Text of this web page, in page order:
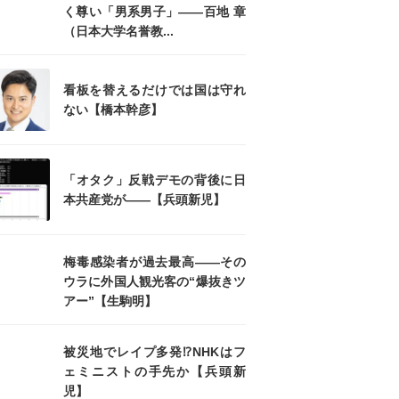
く尊い「男系男子」――百地 章
（日本大学名誉教...
看板を替えるだけでは国は守れ
ない【橋本幹彦】
「オタク」反戦デモの背後に日
本共産党が――【兵頭新児】
梅毒感染者が過去最高――その
ウラに外国人観光客の“爆抜きツ
アー”【生駒明】
被災地でレイプ多発⁉NHKはフ
ェミニストの手先か【兵頭新
児】